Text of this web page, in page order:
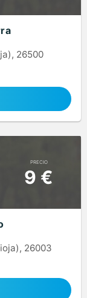
26500
PRECIO
9 €
26003